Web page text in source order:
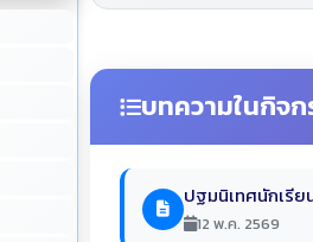
บทความในกิจก
ปฐมนิเทศนักเรีย
12 พ.ค. 2569